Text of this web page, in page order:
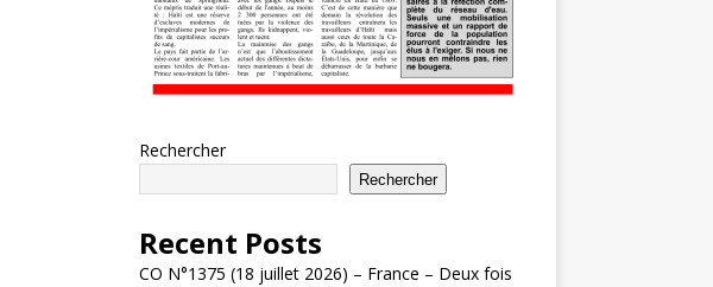
Rechercher
Rechercher
Recent Posts
CO N°1375 (18 juillet 2026) – France – Deux fois